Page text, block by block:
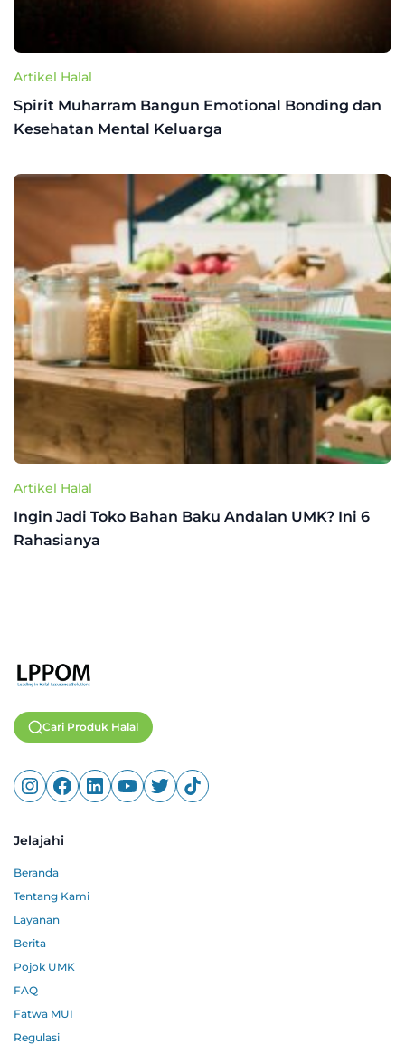
Artikel Halal
Spirit Muharram Bangun Emotional Bonding dan
Kesehatan Mental Keluarga
Artikel Halal
Ingin Jadi Toko Bahan Baku Andalan UMK? Ini 6
Rahasianya
Cari Produk Halal
Jelajahi
Beranda
Tentang Kami
Layanan
Berita
Pojok UMK
FAQ
Fatwa MUI
Regulasi